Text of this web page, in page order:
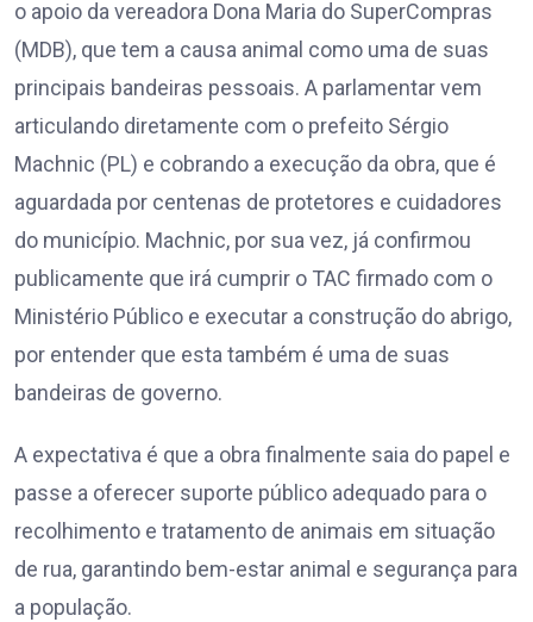
o apoio da vereadora Dona Maria do SuperCompras
(MDB), que tem a causa animal como uma de suas
principais bandeiras pessoais. A parlamentar vem
articulando diretamente com o prefeito Sérgio
Machnic (PL) e cobrando a execução da obra, que é
aguardada por centenas de protetores e cuidadores
do município. Machnic, por sua vez, já confirmou
publicamente que irá cumprir o TAC firmado com o
Ministério Público e executar a construção do abrigo,
por entender que esta também é uma de suas
bandeiras de governo.
A expectativa é que a obra finalmente saia do papel e
passe a oferecer suporte público adequado para o
recolhimento e tratamento de animais em situação
de rua, garantindo bem-estar animal e segurança para
a população.